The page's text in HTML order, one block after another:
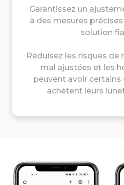
Garantissez un
à des mesures
solution
Réduisez les risques
mal ajustées et les
peuvent avoir certains
achètent leurs